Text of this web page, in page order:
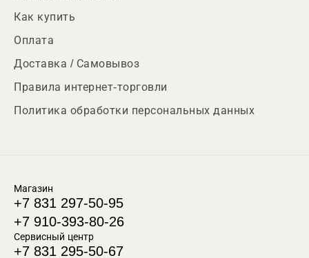
Как купить
Оплата
Доставка / Самовывоз
Правила интернет-торговли
Политика обработки персональных данных
Магазин
+7 831 297-50-95
+7 910-393-80-26
Сервисный центр
+7 831 295-50-67